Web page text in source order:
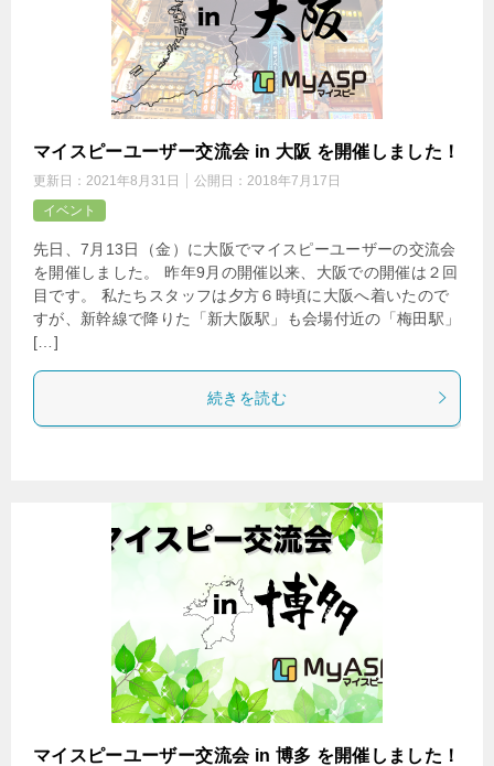
マイスピーユーザー交流会 in 大阪 を開催しました！
更新日： 2021年8月31日 公開日： 2018年7月17日
イベント
先日、7月13日（金）に大阪でマイスピーユーザーの交流会
を開催しました。 昨年9月の開催以来、大阪での開催は２回
目です。 私たちスタッフは夕方６時頃に大阪へ着いたので
すが、新幹線で降りた「新大阪駅」も会場付近の「梅田駅」
[…]
続きを読む
マイスピーユーザー交流会 in 博多 を開催しました！